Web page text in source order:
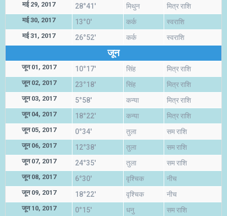
मई 29, 2017 28°41' मिथुन मित्र राशि
मई 30, 2017 13°0' कर्क स्वराशि
मई 31, 2017 26°52' कर्क स्वराशि
जून
जून 01, 2017 10°17' सिंह मित्र राशि
जून 02, 2017 23°18' सिंह मित्र राशि
जून 03, 2017 5°58' कन्या मित्र राशि
जून 04, 2017 18°22' कन्या मित्र राशि
जून 05, 2017 0°34' तुला सम राशि
जून 06, 2017 12°38' तुला सम राशि
जून 07, 2017 24°35' तुला सम राशि
जून 08, 2017 6°30' वृश्चिक नीच
जून 09, 2017 18°22' वृश्चिक नीच
जून 10, 2017 0°15' धनु सम राशि